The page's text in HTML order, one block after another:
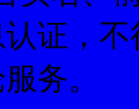
证，
务。